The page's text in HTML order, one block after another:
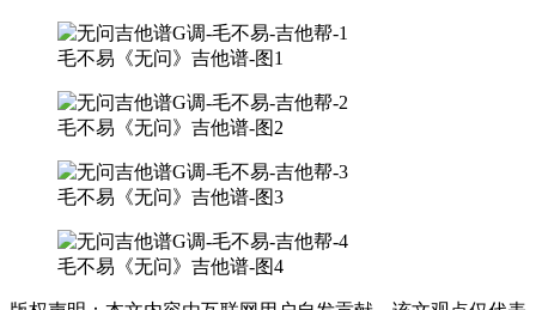
毛不易《无问》吉他谱-图1
毛不易《无问》吉他谱-图2
毛不易《无问》吉他谱-图3
毛不易《无问》吉他谱-图4